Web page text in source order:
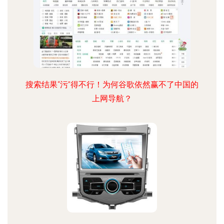
搜索结果“污”得不行！为何谷歌依然赢不了中国的
上网导航？